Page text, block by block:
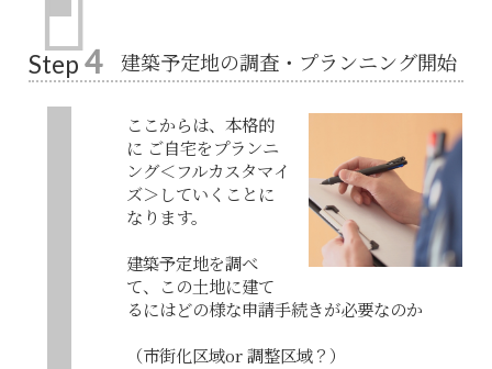
Step 4 建築予定地の調査・プランニング開始
ここからは、本格的
に ご自宅をプランニ
ング＜フルカスタマイ
ズ＞していくことに
なります。
建築予定地を調べ
て、この土地に建て
るにはどの様な申請手続きが必要なのか
（市街化区域or 調整区域？）